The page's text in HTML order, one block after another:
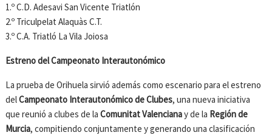
1.º C.D. Adesavi San Vicente Triatlón
2.º Triculpelat Alaquàs C.T.
3.º C.A. Triatló La Vila Joiosa
Estreno del Campeonato Interautonómico
La prueba de Orihuela sirvió además como escenario para el estreno
delCampeonato Interautonómico de Clubes, una nueva iniciativa
que reunió a clubes de laComunitat Valencianay de la Región de
Murcia, compitiendo conjuntamente y generando una clasificación